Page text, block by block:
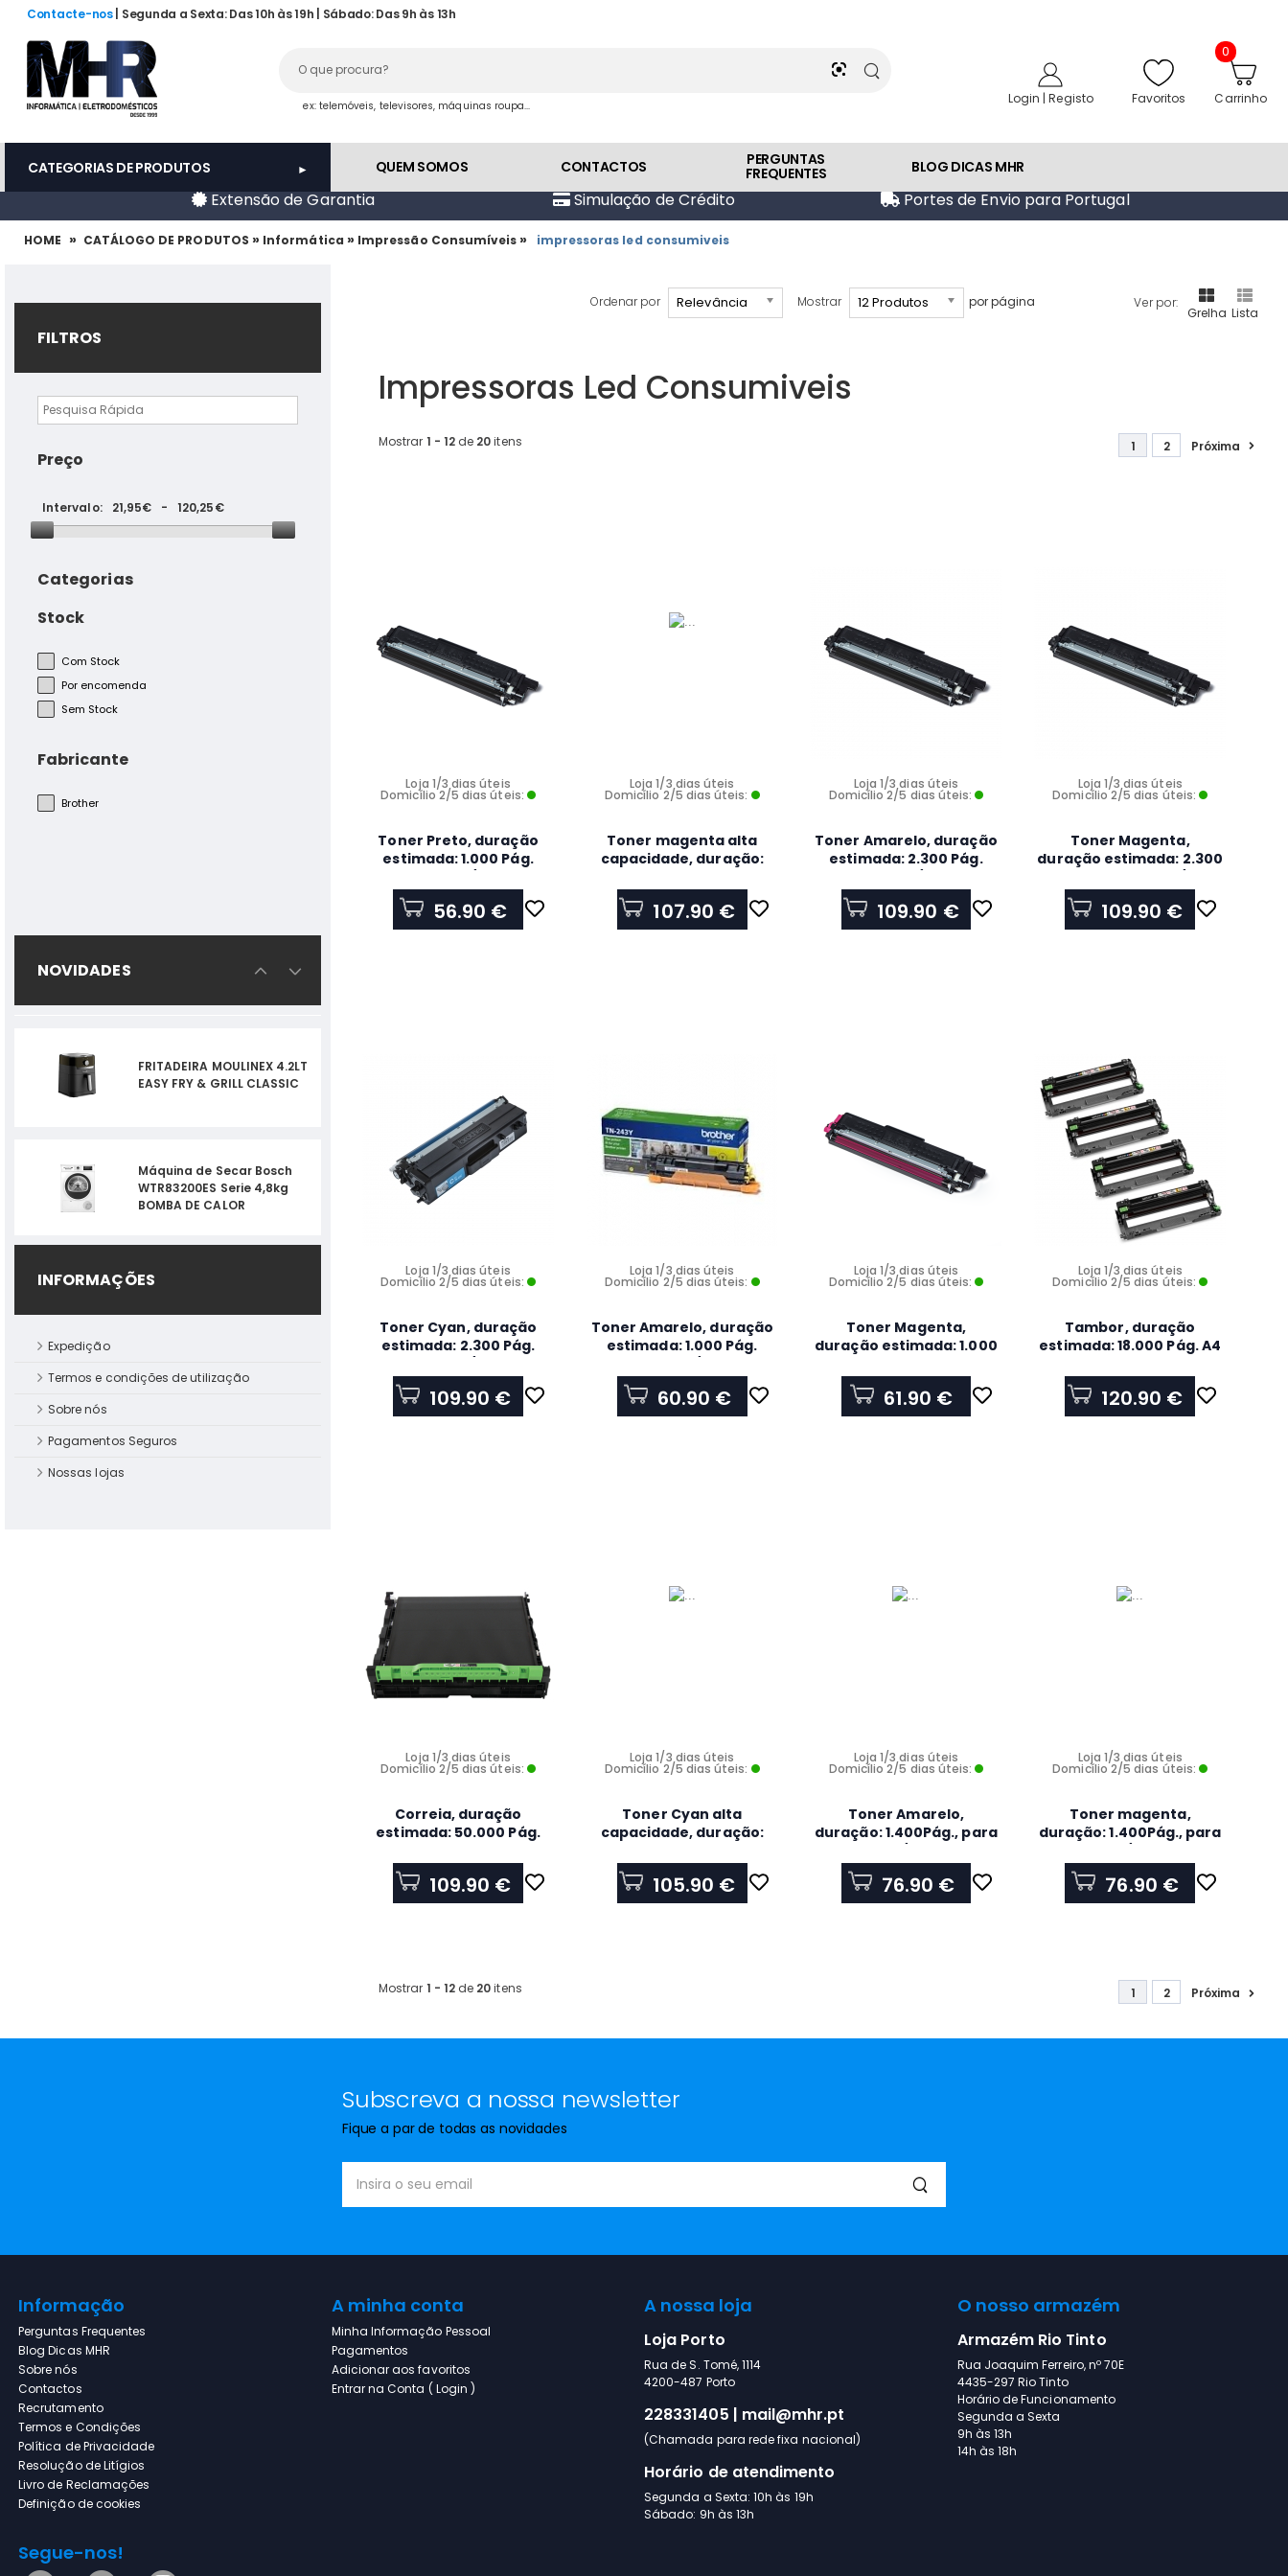
Contacte-nos | Segunda a Sexta: Das 10h às 19h | Sábado: Das 9h às 13h
ex: telemóveis, televisores, máquinas roupa... Login | Registo Favoritos
0
Carrinho
CATEGORIAS DE PRODUTOS QUEM SOMOS CONTACTOS PERGUNTAS
FREQUENTES BLOG DICAS MHR
Extensão de Garantia Simulação de Crédito Portes de Envio para Portugal
HOME » CATÁLOGO DE PRODUTOS » Informática »Impressão Consumíveis » impressoras led consumiveis
Mostrar 12 Produtos por página
Ordenar por Relevância Ver por:
Grelha Lista
FILTROS
Preço
Intervalo: 21,95€ - 120,25€
Categorias
Stock
Com Stock
Por encomenda
Sem Stock
Fabricante
Brother
NOVIDADES
Máquina de Café Siemens
1,7L 1500W TP503R09
EASY FRY & GRILL CLASSIC
Máquina de Secar Bosch
WTR83200ES Serie 4,8kg
EXTRATOR WC CATA - B-15
MATIC
Pasta Térmica NOX
Desempenho 12,8 W/m·K 4g
SISTEMA ANTI-ROUBO DE
INFORMAÇÕES
Expedição
Termos e condições de utilização
Sobre nós
Pagamentos Seguros
Nossas lojas
Impressoras Led Consumiveis
Mostrar 1 - 12de 20itens 1 2 Próxima
Loja 1/3 dias úteis
Domicílio 2/5 dias úteis:
Toner Preto, duração
estimada: 1.000 Pág.
56.90 €
Loja 1/3 dias úteis
Domicílio 2/5 dias úteis:
Toner magenta alta
capacidade, duração:
HL3140CW/ HL3150CDW
107.90 €
Loja 1/3 dias úteis
Domicílio 2/5 dias úteis:
Toner Amarelo, duração
estimada: 2.300 Pág.
109.90 €
Loja 1/3 dias úteis
Domicílio 2/5 dias úteis:
Toner Magenta,
duração estimada: 2.300
19798
109.90 €
Loja 1/3 dias úteis
Domicílio 2/5 dias úteis:
Toner Cyan, duração
estimada: 2.300 Pág.
109.90 €
Loja 1/3 dias úteis
Domicílio 2/5 dias úteis:
Toner Amarelo, duração
estimada: 1.000 Pág.
60.90 €
Loja 1/3 dias úteis
Domicílio 2/5 dias úteis:
Toner Magenta,
duração estimada: 1.000
ISO/IEC19798
61.90 €
Loja 1/3 dias úteis
Domicílio 2/5 dias úteis:
Tambor, duração
estimada: 18.000 Pág. A4
120.90 €
Loja 1/3 dias úteis
Domicílio 2/5 dias úteis:
Correia, duração
estimada: 50.000 Pág.
109.90 €
Loja 1/3 dias úteis
Domicílio 2/5 dias úteis:
Toner Cyan alta
capacidade, duração:
HL3140CW/ HL3150CDW
105.90 €
Loja 1/3 dias úteis
Domicílio 2/5 dias úteis:
Toner Amarelo,
duração: 1.400Pág., para
76.90 €
Loja 1/3 dias úteis
Domicílio 2/5 dias úteis:
Toner magenta,
duração: 1.400Pág., para
76.90 €
Mostrar 1 - 12de 20itens 1 2 Próxima
Subscreva a nossa newsletter
Fique a par de todas as novidades
Informação
Perguntas Frequentes
Blog Dicas MHR
Sobre nós
Contactos
Recrutamento
Termos e Condições
Política de Privacidade
Resolução de Litígios
Livro de Reclamações
Definição de cookies
A minha conta
Minha Informação Pessoal
Pagamentos
Adicionar aos favoritos
Entrar na Conta ( Login )
A nossa loja
Loja Porto
Rua de S. Tomé, 1114
4200-487 Porto
228331405 | mail@mhr.pt
(Chamada para rede fixa nacional)
Horário de atendimento
Segunda a Sexta: 10h às 19h
Sábado: 9h às 13h
O nosso armazém
Armazém Rio Tinto
Rua Joaquim Ferreiro, nº 70E
4435-297 Rio Tinto
Horário de Funcionamento
Segunda a Sexta
9h às 13h
14h às 18h
Segue-nos!